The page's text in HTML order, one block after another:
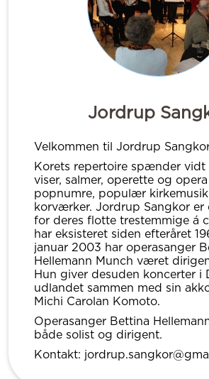
Jordrup
Velkommen til Jordrup
Korets repertoire spænder vidt
viser, salmer, operette og
popnumre, populær
korværker. Jordrup Sangkor er
for deres flotte trestemmige á
har eksisteret siden efteråret
januar 2003 har operasanger
Hellemann Munch været
Hun giver desuden koncerter i
udlandet sammen med sin
Michi Carolan Komoto.
Operasanger Bettina
både solist og dirigent.
Kontakt: